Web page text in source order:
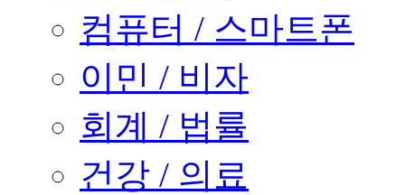
컴퓨터 / 스마트폰
이민 / 비자
회계 / 법률
건강 / 의료